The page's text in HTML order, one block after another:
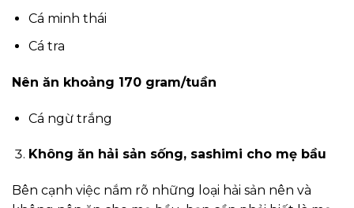
Cá minh thái
Cá tra
Nên ăn khoảng 170 gram/tuần
Cá ngừ trắng
Không ăn hải sản sống, sashimi cho mẹ bầu
Bên cạnh việc nắm rõ những loại hải sản nên và